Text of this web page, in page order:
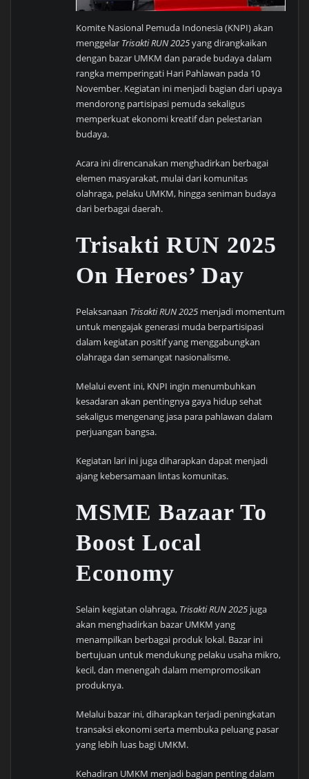
Komite Nasional Pemuda Indonesia (KNPI) akan
menggelar Trisakti RUN 2025yang dirangkaikan
dengan bazar UMKM dan parade budaya dalam
rangka memperingati Hari Pahlawan pada 10
November. Kegiatan ini menjadi bagian dari upaya
mendorong partisipasi pemuda sekaligus
memperkuat ekonomi kreatif dan pelestarian
budaya.
Acara ini direncanakan menghadirkan berbagai
elemen masyarakat, mulai dari komunitas
olahraga, pelaku UMKM, hingga seniman budaya
dari berbagai daerah.
Trisakti RUN 2025
On Heroes’ Day
Pelaksanaan Trisakti RUN 2025 menjadi momentum
untuk mengajak generasi muda berpartisipasi
dalam kegiatan positif yang menggabungkan
olahraga dan semangat nasionalisme.
Melalui event ini, KNPI ingin menumbuhkan
kesadaran akan pentingnya gaya hidup sehat
sekaligus mengenang jasa para pahlawan dalam
perjuangan bangsa.
Kegiatan lari ini juga diharapkan dapat menjadi
ajang kebersamaan lintas komunitas.
MSME Bazaar To
Boost Local
Economy
Selain kegiatan olahraga, Trisakti RUN 2025 juga
akan menghadirkan bazar UMKM yang
menampilkan berbagai produk lokal. Bazar ini
bertujuan untuk mendukung pelaku usaha mikro,
kecil, dan menengah dalam mempromosikan
produknya.
Melalui bazar ini, diharapkan terjadi peningkatan
transaksi ekonomi serta membuka peluang pasar
yang lebih luas bagi UMKM.
Kehadiran UMKM menjadi bagian penting dalam